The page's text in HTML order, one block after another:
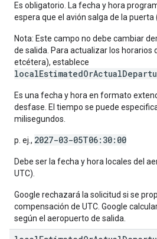
Es obligatorio. La fecha y hora
espera que el avión salga de la puerta
Nota: Este campo no debe cambiar
de salida. Para actualizar los horarios
etcétera), establece
Es una fecha y hora en formato
desfase. El tiempo se puede
milisegundos.
p. ej., 2027-03-05T06:30:00
Debe ser la fecha y hora locales del
UTC).
Google rechazará la solicitud si se
compensación de UTC. Google
según el aeropuerto de salida.